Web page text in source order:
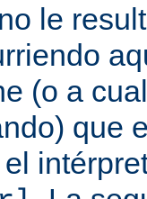
le
(o a
que